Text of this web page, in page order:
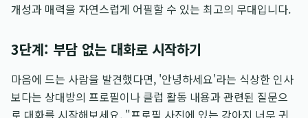
개성과 매력을 자연스럽게 어필할 수 있는 최고의 무대입니다.
3단계: 부담 없는 대화로 시작하기
마음에 드는 사람을 발견했다면, '안녕하세요'라는 식상한 인사
보다는 상대방의 프로필이나 클럽 활동 내용과 관련된 질문으
로 대화를 시작해보세요. "프로필 사진에 있는 강아지 너무 귀